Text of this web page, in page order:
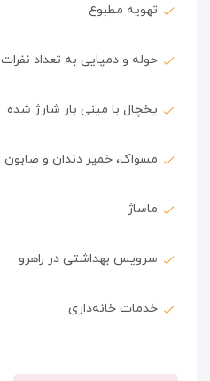
تهویه مطبوع
حوله و دمپایی به تعداد نفرات
یخچال با مینی بار شارژ شده
مسواک، خمیر دندان و صابون
ماساژ
سرویس بهداشتی در راهرو
خدمات خانه‌داری